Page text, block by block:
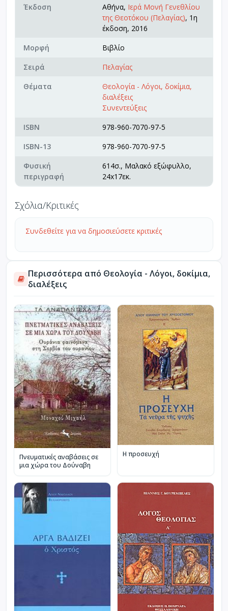
Έκδοση Αθήνα, Ιερά Μονή Γενεθλίου
της Θεοτόκου (Πελαγίας), 1η
έκδοση, 2016
Μορφή
Βιβλίο
Σειρά
Πελαγίας
Θέματα
Θεολογία - Λόγοι, δοκίμια,
διαλέξεις
Συνεντεύξεις
ISBN
978-960-7070-97-5
ISBN-13
978-960-7070-97-5
Φυσική
περιγραφή
614σ., Μαλακό εξώφυλλο,
24x17εκ.
Σχόλια/Κριτικές
Συνδεθείτε για να δημοσιεύσετε κριτικές
Περισσότερα από Θεολογία - Λόγοι, δοκίμια,
διαλέξεις
Πνευματικές αναβάσεις σε
μια χώρα του Δούναβη
Η προσευχή